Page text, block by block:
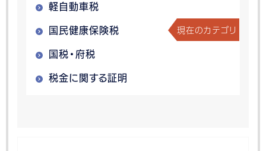
軽自動車税
国民健康保険税 現在のカテゴリ
国税・府税
税金に関する証明